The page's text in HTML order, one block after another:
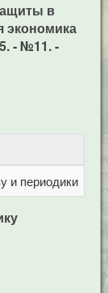
в
экономика
- №11. -
и периодики